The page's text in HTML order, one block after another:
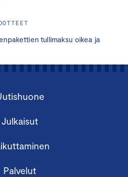
tullimaksu oikea ja
Julkaisut
Palvelut